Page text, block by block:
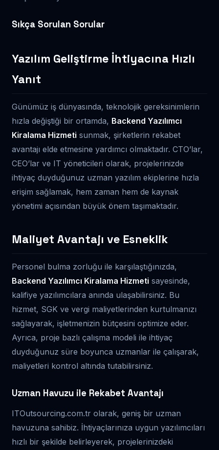
Sıkça Sorulan Sorular
Yazılım Geliştirme İhtiyacına Hızlı
Yanıt
Günümüz iş dünyasında, teknolojik gereksinimlerin
hızla değiştiği bir ortamda, Backend Yazılımcı
Kiralama Hizmeti sunmak, şirketlerin rekabet
avantajı elde etmesine yardımcı olmaktadır. CTO’lar,
CEO’lar ve IT yöneticileri olarak, projelerinizde
ihtiyaç duyduğunuz uzman yazılım ekiplerine hızla
erişim sağlamak, hem zaman hem de kaynak
yönetimi açısından büyük önem taşımaktadır.
Maliyet Avantajı ve Esneklik
Personel bulma zorluğu ile karşılaştığınızda,
Backend Yazılımcı Kiralama Hizmeti sayesinde,
kalifiye yazılımcılara anında ulaşabilirsiniz. Bu
hizmet, SGK ve vergi maliyetlerinden kurtulmanızı
sağlayarak, işletmenizin bütçesini optimize eder.
Ayrıca, proje bazlı çalışma modeli ile ihtiyaç
duyduğunuz süre boyunca uzmanlar ile çalışarak,
maliyetleri kontrol altında tutabilirsiniz.
Uzman Havuzu ile Rekabet Avantajı
ITOutsourcing.com.tr olarak, geniş bir uzman
havuzuna sahibiz. İhtiyaçlarınıza uygun yazılımcıları
hızlı bir şekilde belirleyerek, projelerinizdeki